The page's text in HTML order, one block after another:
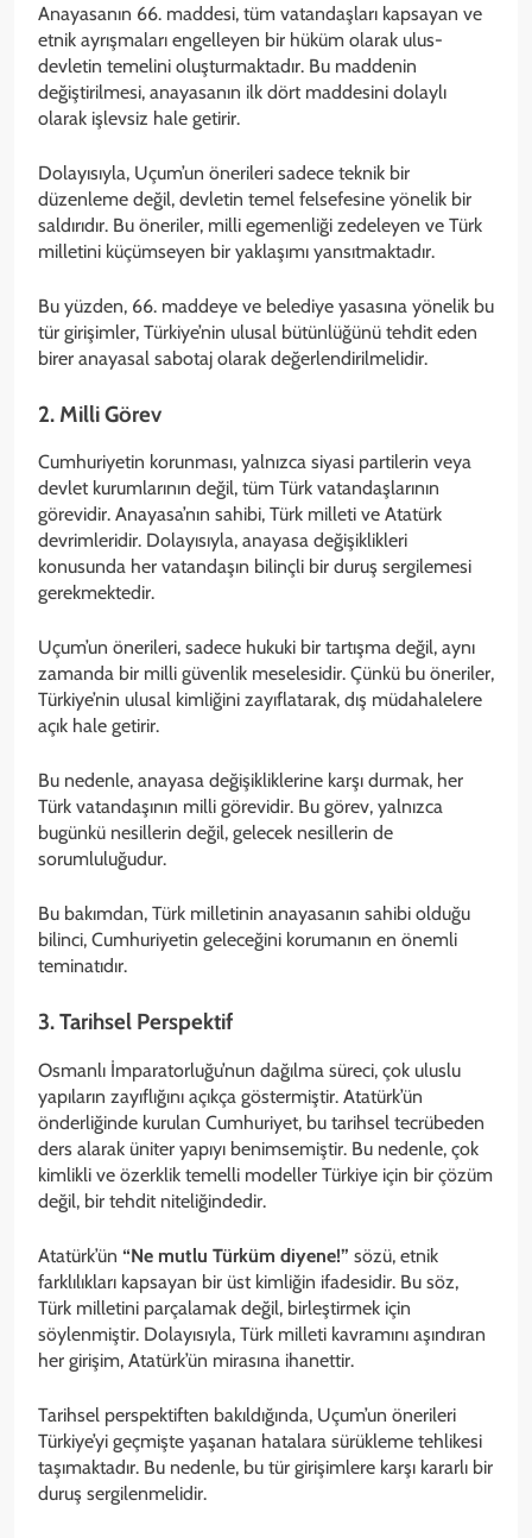
Anayasanın 66. maddesi, tüm vatandaşları kapsayan ve
etnik ayrışmaları engelleyen bir hüküm olarak ulus-
devletin temelini oluşturmaktadır. Bu maddenin
değiştirilmesi, anayasanın ilk dört maddesini dolaylı
olarak işlevsiz hale getirir.
Dolayısıyla, Uçum’un önerileri sadece teknik bir
düzenleme değil, devletin temel felsefesine yönelik bir
saldırıdır. Bu öneriler, milli egemenliği zedeleyen ve Türk
milletini küçümseyen bir yaklaşımı yansıtmaktadır.
Bu yüzden, 66. maddeye ve belediye yasasına yönelik bu
tür girişimler, Türkiye’nin ulusal bütünlüğünü tehdit eden
birer anayasal sabotaj olarak değerlendirilmelidir.
2. Milli Görev
Cumhuriyetin korunması, yalnızca siyasi partilerin veya
devlet kurumlarının değil, tüm Türk vatandaşlarının
görevidir. Anayasa’nın sahibi, Türk milleti ve Atatürk
devrimleridir. Dolayısıyla, anayasa değişiklikleri
konusunda her vatandaşın bilinçli bir duruş sergilemesi
gerekmektedir.
Uçum’un önerileri, sadece hukuki bir tartışma değil, aynı
zamanda bir milli güvenlik meselesidir. Çünkü bu öneriler,
Türkiye’nin ulusal kimliğini zayıflatarak, dış müdahalelere
açık hale getirir.
Bu nedenle, anayasa değişikliklerine karşı durmak, her
Türk vatandaşının milli görevidir. Bu görev, yalnızca
bugünkü nesillerin değil, gelecek nesillerin de
sorumluluğudur.
Bu bakımdan, Türk milletinin anayasanın sahibi olduğu
bilinci, Cumhuriyetin geleceğini korumanın en önemli
teminatıdır.
3. Tarihsel Perspektif
Osmanlı İmparatorluğu’nun dağılma süreci, çok uluslu
yapıların zayıflığını açıkça göstermiştir. Atatürk’ün
önderliğinde kurulan Cumhuriyet, bu tarihsel tecrübeden
ders alarak üniter yapıyı benimsemiştir. Bu nedenle, çok
kimlikli ve özerklik temelli modeller Türkiye için bir çözüm
değil, bir tehdit niteliğindedir.
Atatürk’ün “Ne mutlu Türküm diyene!” sözü, etnik
farklılıkları kapsayan bir üst kimliğin ifadesidir. Bu söz,
Türk milletini parçalamak değil, birleştirmek için
söylenmiştir. Dolayısıyla, Türk milleti kavramını aşındıran
her girişim, Atatürk’ün mirasına ihanettir.
Tarihsel perspektiften bakıldığında, Uçum’un önerileri
Türkiye’yi geçmişte yaşanan hatalara sürükleme tehlikesi
taşımaktadır. Bu nedenle, bu tür girişimlere karşı kararlı bir
duruş sergilenmelidir.